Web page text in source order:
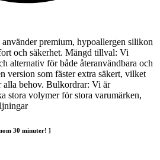
premium, hypoallergen silikon
och säkerhet. Mängd tillval: Vi
alternativ för både återanvändbara och
version som fäster extra säkert, vilket
alla behov. Bulkordrar: Vi är
stora volymer för stora varumärken,
30 minuter! ]